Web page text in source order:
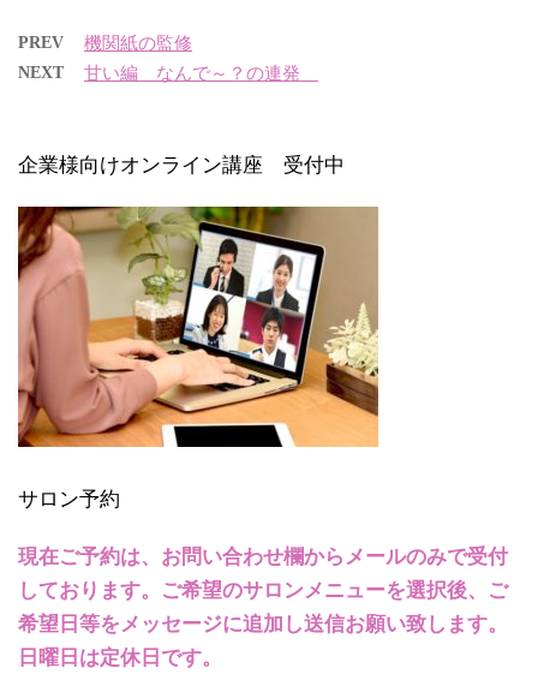
PREV 機関紙の監修
NEXT 甘い編 なんで～？の連発
企業様向けオンライン講座 受付中
サロン予約
現在ご予約は、お問い合わせ欄からメールのみで受付
しております。ご希望のサロンメニューを選択後、ご
希望日等をメッセージに追加し送信お願い致します。
日曜日は定休日です。